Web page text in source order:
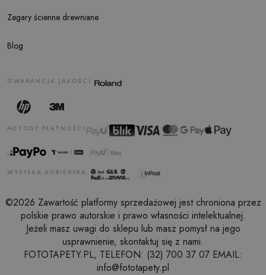
Zegary ścienne drewniane
Blog
GWARANCJA JAKOŚCI
WYSYŁKA KURIERSKA
METODY PŁATNOŚCI
©2026 Zawartość platformy sprzedażowej jest chroniona przez
polskie prawo autorskie i prawo własności intelektualnej.
Jeżeli masz uwagi do sklepu lub masz pomysł na jego
usprawnienie, skontaktuj się z nami.
FOTOTAPETY.PL, TELEFON: (32) 700 37 07 EMAIL:
info@fototapety.pl